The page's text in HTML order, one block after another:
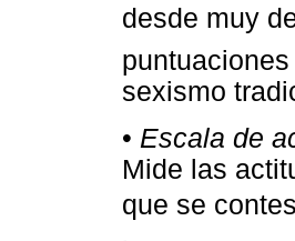
desde muy
sexismo
• Escala de
Mide las
que se